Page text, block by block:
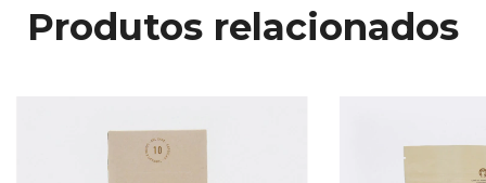
Produtos relacionados